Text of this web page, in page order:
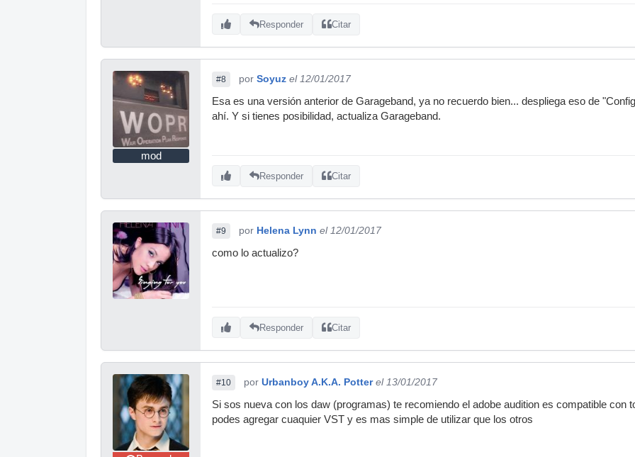
Responder Citar
mod
#8 por Soyuz el 12/01/2017
Esa es una versión anterior de Garageband, ya no recuerdo bien... despliega eso de
ahí. Y si tienes posibilidad, actualiza Garageband.
Responder Citar
#9 por Helena Lynn el 12/01/2017
como lo actualizo?
Responder Citar
#10 por Urbanboy A.K.A. Potter el 13/01/2017
Si sos nueva con los daw (programas) te recomiendo el adobe audition es compatible con
podes agregar cuaquier VST y es mas simple de utilizar que los otros